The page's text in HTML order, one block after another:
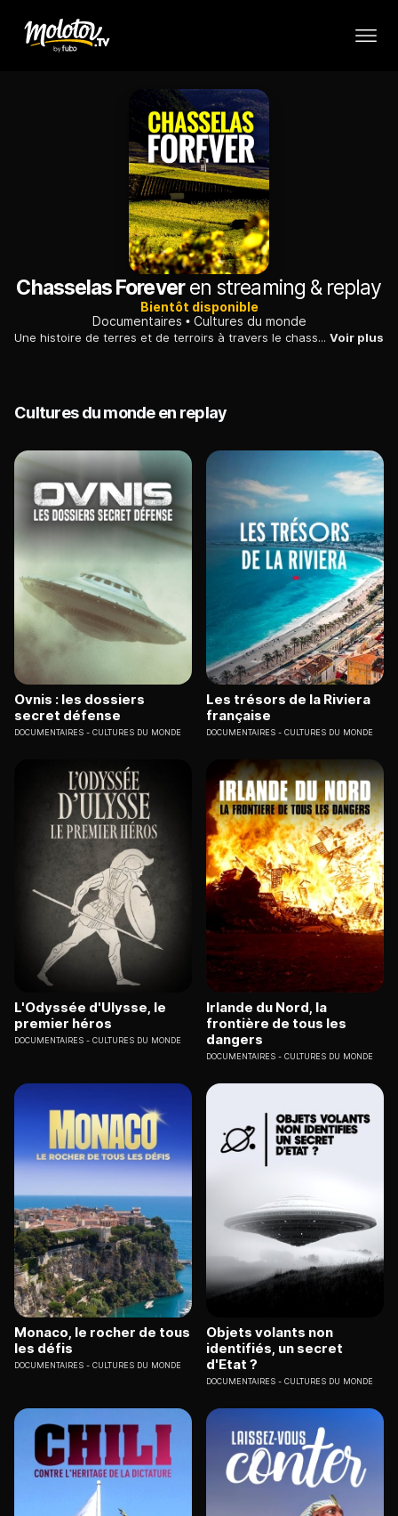
Chasselas Foreveren streaming & replay
Bientôt disponible
Documentaires
Cultures du monde
Une histoire de terres et de terroirs à travers le chasselas, un cépage emblématique des vignobles en Suisse romande. Voir plus
Cultures du monde en replay
Ovnis : les dossiers
secret défense
DOCUMENTAIRES CULTURES DU MONDE
Les trésors de la Riviera
française
DOCUMENTAIRES CULTURES DU MONDE
L'Odyssée d'Ulysse, le
premier héros
DOCUMENTAIRES CULTURES DU MONDE
Irlande du Nord, la
frontière de tous les
dangers
DOCUMENTAIRES CULTURES DU MONDE
Monaco, le rocher de tous
les défis
DOCUMENTAIRES CULTURES DU MONDE
Objets volants non
identifiés, un secret
d'Etat ?
DOCUMENTAIRES CULTURES DU MONDE